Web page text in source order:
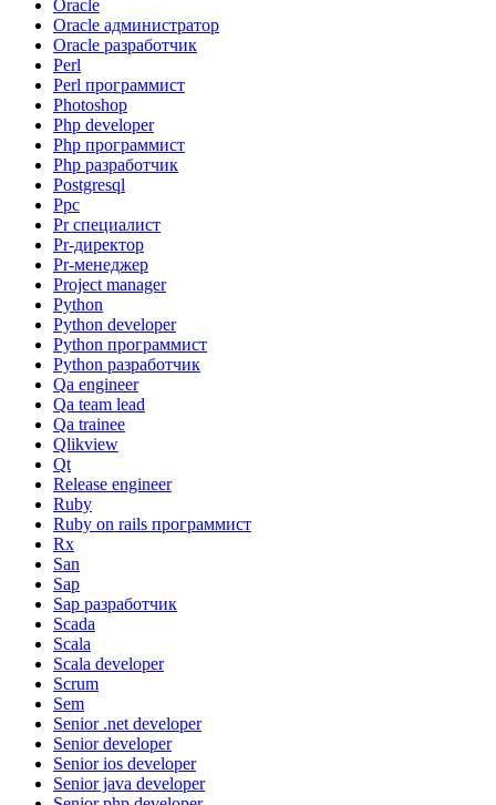
Oracle
Oracle администратор
Oracle разработчик
Perl
Perl программист
Photoshop
Php developer
Php программист
Php разработчик
Postgresql
Ppc
Pr специалист
Pr-директор
Pr-менеджер
Project manager
Python
Python developer
Python программист
Python разработчик
Qa engineer
Qa team lead
Qa trainee
Qlikview
Qt
Release engineer
Ruby
Ruby on rails программист
Rx
San
Sap
Sap разработчик
Scada
Scala
Scala developer
Scrum
Sem
Senior .net developer
Senior developer
Senior ios developer
Senior java developer